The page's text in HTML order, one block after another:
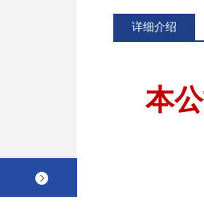
详细介绍
本